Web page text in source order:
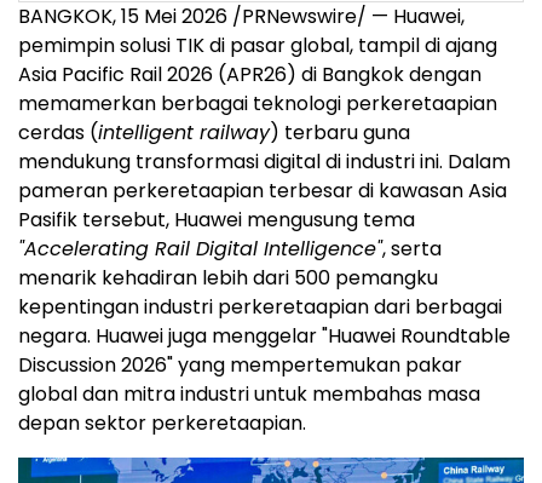
BANGKOK, 15 Mei 2026 /PRNewswire/ — Huawei,
pemimpin solusi TIK di pasar global, tampil di ajang
Asia Pacific Rail 2026 (APR26) di Bangkok dengan
memamerkan berbagai teknologi perkeretaapian
cerdas (intelligent railway) terbaru guna
mendukung transformasi digital di industri ini. Dalam
pameran perkeretaapian terbesar di kawasan Asia
Pasifik tersebut, Huawei mengusung tema
"Accelerating Rail Digital Intelligence", serta
menarik kehadiran lebih dari 500 pemangku
kepentingan industri perkeretaapian dari berbagai
negara. Huawei juga menggelar "Huawei Roundtable
Discussion 2026" yang mempertemukan pakar
global dan mitra industri untuk membahas masa
depan sektor perkeretaapian.